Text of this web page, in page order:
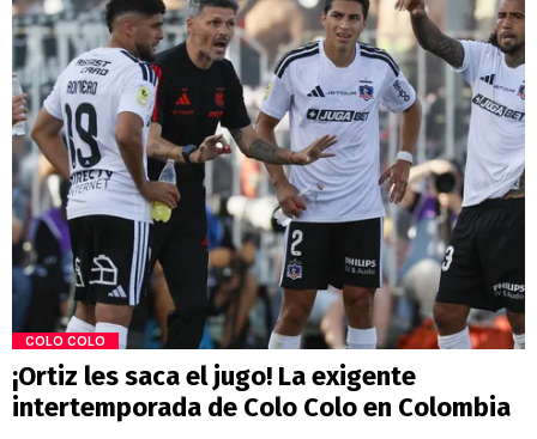
COLO COLO
¡Ortiz les saca el jugo! La exigente
intertemporada de Colo Colo en Colombia